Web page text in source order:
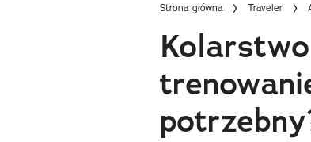
Strona główna Traveler